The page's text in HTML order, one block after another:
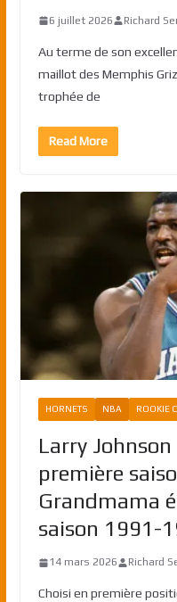
6 juillet 2026 Richard
Au terme de son
maillot des Memphis
trophée de
Read More
HORNETS NBA ROOKIE
Larry
première
Grandmama
saison 1991-
14 mars 2026 Richard
Choisi en première